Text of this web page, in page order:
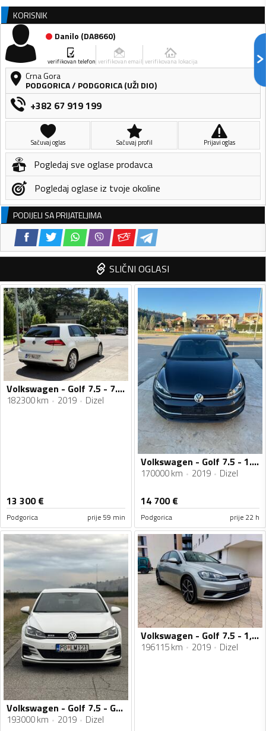
KORISNIK
Danilo (DA8660)
verifikovan telefon verifikovan email verifikovana lokacija
Crna Gora
PODGORICA/ PODGORICA (UŽI DIO)
+382 67 919 199
Sačuvaj oglas Sačuvaj profil Prijavi oglas
Pogledaj sve oglase prodavca
Pogledaj oglase iz tvoje okoline
PODIJELI SA PRIJATELJIMA
SLIČNI OGLASI
Volkswagen - Golf 7.5 - 7.5 1.6 tdi 2019
182300 km 2019 Dizel
13 300€
Podgorica prije 59 min
Volkswagen - Golf 7.5 - 1.6 tdi
170000 km 2019 Dizel
14 700€
Podgorica prije 22 h
Volkswagen - Golf 7.5 - GTD
193000 km 2019 Dizel
Volkswagen - Golf 7.5 - 1,6 TDI , 85 KW
196115 km 2019 Dizel